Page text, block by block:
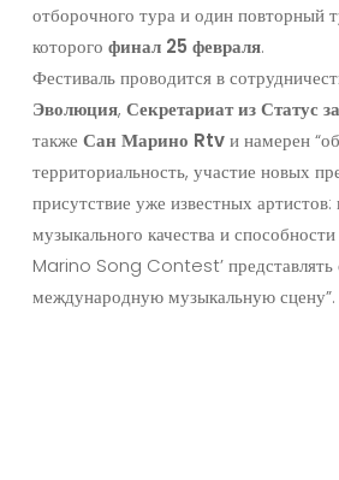
отборочного тура и один повторный
которого финал 25 февраля.
Фестиваль проводится в
Эволюция, СекретариатизСтатус за
также Сан Марино Rtvи намерен
территориальность, участие новых
присутствие уже известных
музыкального качества и
Marino Song Contest’ представлять
международную музыкальную